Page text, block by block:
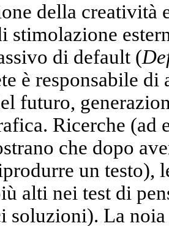
della creatività
stimolazione
di default (
è responsabile di
futuro,
. Ricerche (ad
che dopo
un testo),
alti nei test di
soluzioni). La